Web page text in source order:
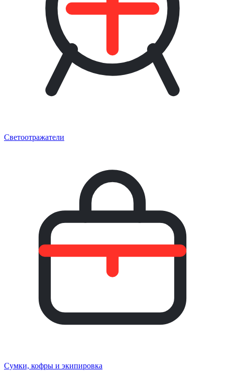
Светоотражатели
Сумки, кофры и экипировка